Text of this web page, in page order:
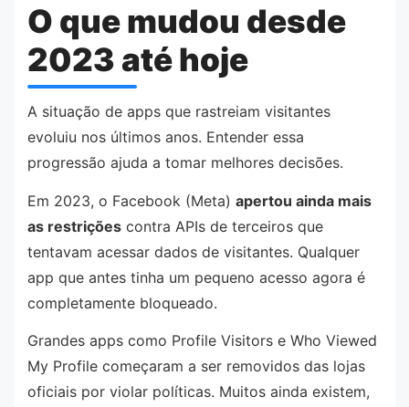
O que mudou desde
2023 até hoje
A situação de apps que rastreiam visitantes
evoluiu nos últimos anos. Entender essa
progressão ajuda a tomar melhores decisões.
Em 2023, o Facebook (Meta) apertou ainda mais
as restrições contra APIs de terceiros que
tentavam acessar dados de visitantes. Qualquer
app que antes tinha um pequeno acesso agora é
completamente bloqueado.
Grandes apps como Profile Visitors e Who Viewed
My Profile começaram a ser removidos das lojas
oficiais por violar políticas. Muitos ainda existem,